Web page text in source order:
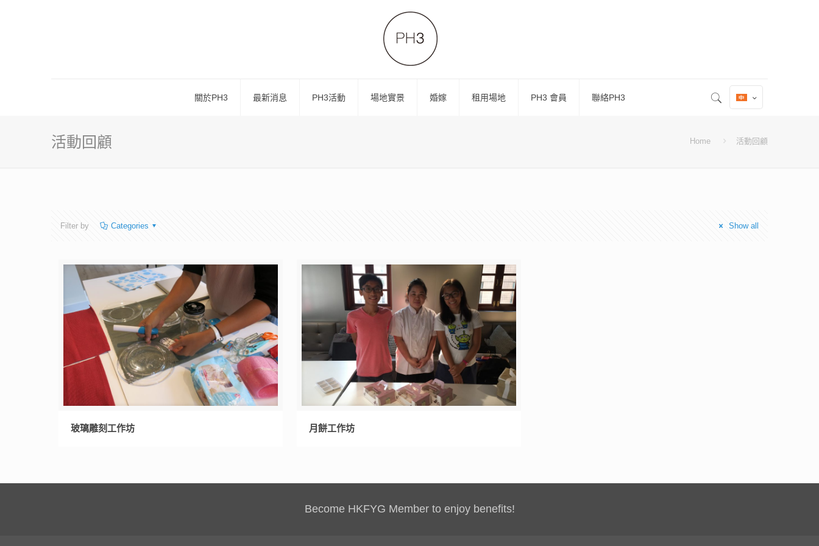
關於PH3 最新消息 PH3活動 場地實景 婚嫁 租用場地 PH3 會員 聯絡PH3
活動回顧 Home 活動回顧
Filter by Categories Show all
玻璃雕刻工作坊 月餅工作坊
Become HKFYG Member to enjoy benefits!